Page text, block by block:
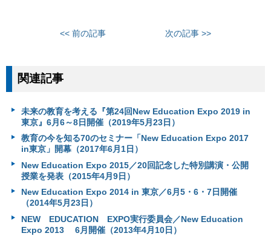
<< 前の記事 次の記事 >>
関連記事
未来の教育を考える『第24回New Education Expo 2019 in
東京』6月6～8日開催（2019年5月23日）
教育の今を知る70のセミナー「New Education Expo 2017
in東京」開幕（2017年6月1日）
New Education Expo 2015／20回記念した特別講演・公開
授業を発表（2015年4月9日）
New Education Expo 2014 in 東京／6月5・6・7日開催
（2014年5月23日）
NEW EDUCATION EXPO実行委員会／New Education
Expo 2013 6月開催（2013年4月10日）